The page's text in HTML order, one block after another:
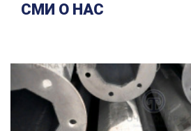
СМИ О НАС